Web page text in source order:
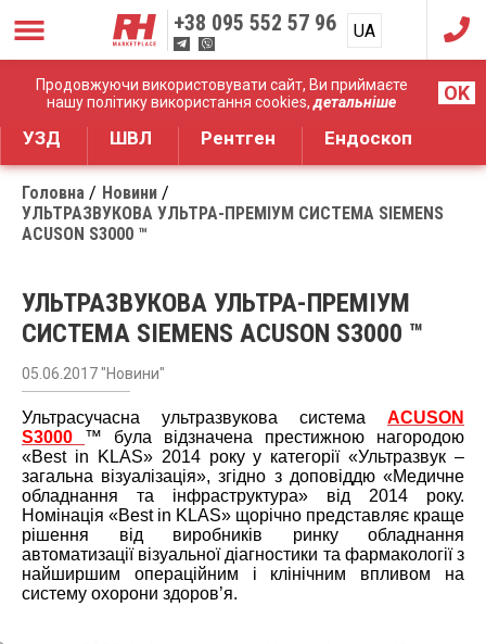
Продовжуючи використовувати сайт, Ви приймаєте
нашу політику використання cookies,детальніше OK
+38 095 552 57 96 UA
RU
Дистрибуція медичного обладнання
УЗД ШВЛ Рентген Ендоскоп
Головна
Новини
УЛЬТРАЗВУКОВА УЛЬТРА-ПРЕМІУМ СИСТЕМА SIEMENS
ACUSON S3000 ™
УЛЬТРАЗВУКОВА УЛЬТРА-ПРЕМІУМ
СИСТЕМА SIEMENS ACUSON S3000 ™
05.06.2017 "Новини"
Ультрасучасна ультразвукова система
ACUSON
S3000
™ була відзначена престижною нагородою
«Best in KLAS» 2014 року у категорії «Ультразвук –
загальна візуалізація», згідно з доповіддю «Медичне
обладнання та інфраструктура» від 2014 року.
Номінація «Best in KLAS» щорічно представляє краще
рішення від виробників ринку обладнання
автоматизації візуальної діагностики та фармакології з
найширшим операційним і клінічним впливом на
систему охорони здоров’я.